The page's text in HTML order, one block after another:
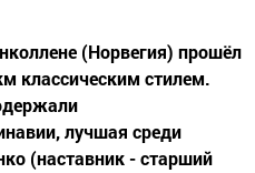
(Норвегия) прошёл
классическим стилем.
лучшая среди
(наставник - старший